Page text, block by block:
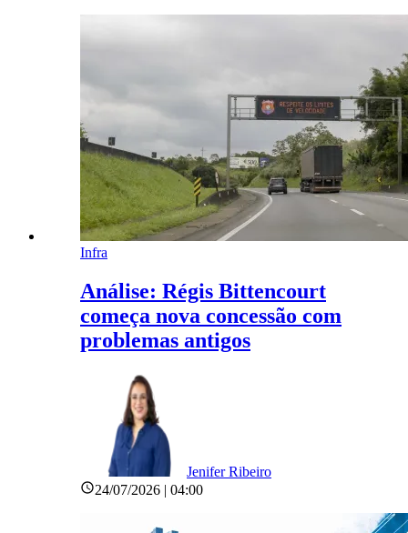
Infra
Análise: Régis Bittencourt
começa nova concessão com
problemas antigos
Jenifer Ribeiro
24/07/2026 | 04:00